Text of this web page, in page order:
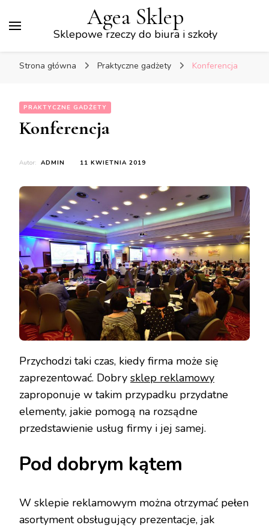
Agea Sklep
Sklepowe rzeczy do biura i szkoły
Strona główna Praktyczne gadżety Konferencja
PRAKTYCZNE GADŻETY
Konferencja
Autor: ADMIN 11 KWIETNIA 2019
Przychodzi taki czas, kiedy firma może się
zaprezentować. Dobry sklep reklamowy
zaproponuje w takim przypadku przydatne
elementy, jakie pomogą na rozsądne
przedstawienie usług firmy i jej samej.
Pod dobrym kątem
W sklepie reklamowym można otrzymać pełen
asortyment obsługujący prezentacje, jak